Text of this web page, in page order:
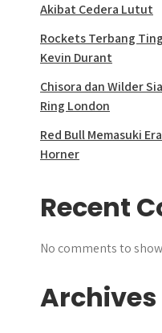
Akibat Cedera Lutut
Rockets Terbang
Kevin Durant
Chisora dan Wilder
Ring London
Red Bull Memasuki
Horner
Recent
No comments to
Archives